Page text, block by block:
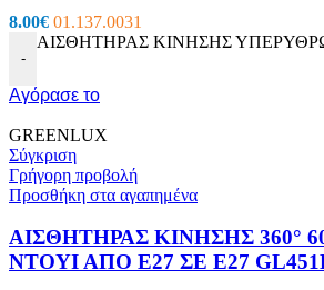
8.00€ 01.137.0031
-
ΑΙΣΘΗΤΗΡΑΣ ΚΙΝΗΣΗΣ
Αγόρασε το
GREENLUX
Σύγκριση
Γρήγορη προβολή
Προσθήκη στα αγαπημένα
ΑΙΣΘΗΤΗΡΑΣ ΚΙΝΗΣΗΣ 360°
ΝΤΟΥΙ ΑΠΟ E27 ΣΕ E27